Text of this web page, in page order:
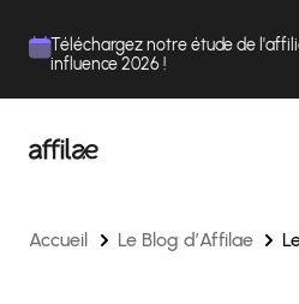
Téléchargez notre étude de
influence 2026 !
Accueil Le Blog d’Affilae